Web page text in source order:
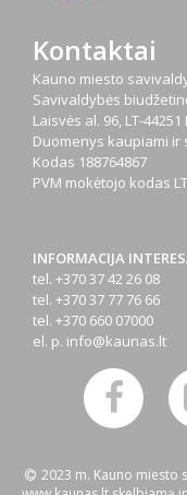
Kontaktai
Kauno miesto
Savivaldybės
Laisvės al. 96, LT-
Duomenys kaupiami ir
Kodas 188764867
PVM mokėtojo kodas
INFORMACIJA
tel. +370 37 42 26 08
tel. +370 37 77 76 66
tel. +370 660 07000
el. p. info@kaunas.lt
2023 m. Kauno miesto